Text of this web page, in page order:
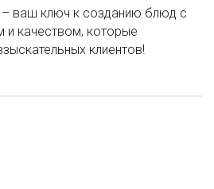
ваш ключ к созданию блюд с
качеством, которые
клиентов!